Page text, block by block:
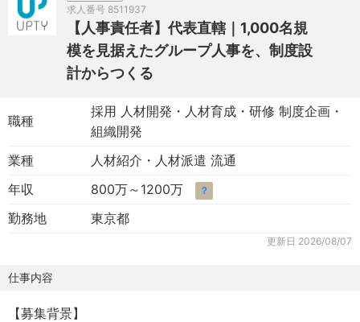
求人番号 8511937
【人事責任者】代表直轄｜1,000名規
模を見据えたグループ人事を、制度設
計からつくる
職種
採用 人材開発・人材育成・研修 制度企画・
組織開発
業種
人材紹介・人材派遣 流通
年収
800万～1200万 ？
勤務地 東京都
更新日 2026/08/07
仕事内容
【募集背景】